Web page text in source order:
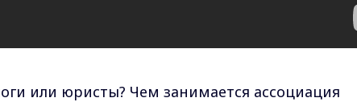
или юристы? Чем занимается ассоциация